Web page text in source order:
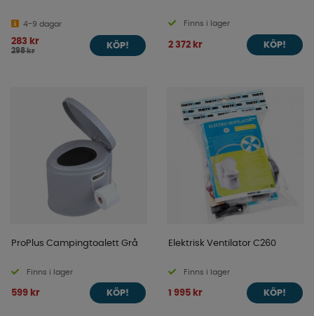
4-9 dagar
283 kr
298 kr
KÖP!
Finns i lager
2 372 kr KÖP!
ProPlus Campingtoalett Grå
Finns i lager
599 kr KÖP!
Elektrisk Ventilator C260
Finns i lager
1 995 kr KÖP!